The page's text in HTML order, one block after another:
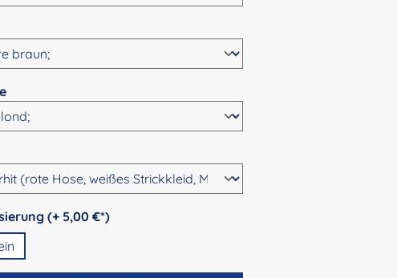
auswählen
Personalisierung (+ 5,00 €*)auswählen